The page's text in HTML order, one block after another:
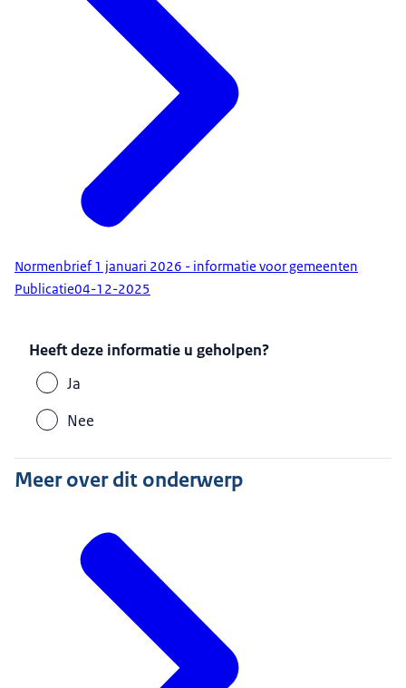
Normenbrief 1 januari 2026 - informatie voor gemeenten
Publicatie04-12-2025
Heeft deze informatie u geholpen?
Ja
Nee
Meer over dit onderwerp